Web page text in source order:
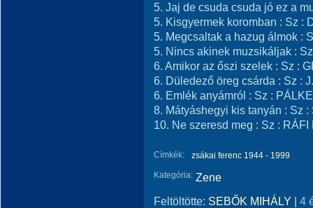
5. Jaj de csuda csuda jó ez a
5. Kisgyermek koromban : Sz :
5. Megcsaltak a hazug álmok :
5. Nincs akinek muzsikáljak :
6. Amikor az őszi szelek : Sz :
6. Düledező öreg csárda : Sz :
6. Emlék anyámról : Sz :
8. Mátyáshegyi kis tanyán : Sz
10. Ne szeresd meg : Sz :
Címkék:
zsákai ferenc 1944 - 1999
Kategória: Zene
Feltöltötte: SEBŐK MIHÁLY | 4